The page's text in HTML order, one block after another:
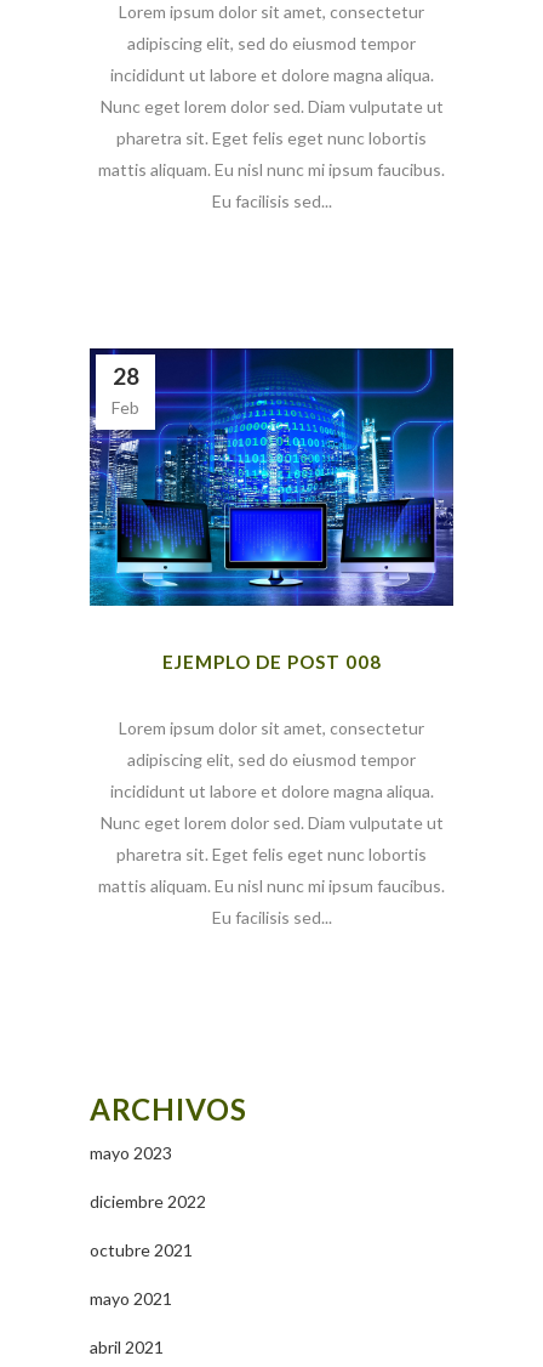
Lorem ipsum dolor sit amet, consectetur
adipiscing elit, sed do eiusmod tempor
incididunt ut labore et dolore magna aliqua.
Nunc eget lorem dolor sed. Diam vulputate ut
pharetra sit. Eget felis eget nunc lobortis
mattis aliquam. Eu nisl nunc mi ipsum faucibus.
Eu facilisis sed...
28
Feb
EJEMPLO DE POST 008
Lorem ipsum dolor sit amet, consectetur
adipiscing elit, sed do eiusmod tempor
incididunt ut labore et dolore magna aliqua.
Nunc eget lorem dolor sed. Diam vulputate ut
pharetra sit. Eget felis eget nunc lobortis
mattis aliquam. Eu nisl nunc mi ipsum faucibus.
Eu facilisis sed...
ARCHIVOS
mayo 2023
diciembre 2022
octubre 2021
mayo 2021
abril 2021